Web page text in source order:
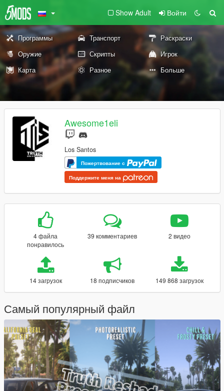
Show Adult Войти
Программы Транспорт
Раскраски
Оружие
Скрипты
Игрок
Карта
Разное Больше
Awesome1eli
Los Santos
Пожертвование с
Поддержите меня на
4 файла
понравилось
39 комментариев 2 видео
14 загрузок 18 подписчиков 149 868 загрузок
Самый популярный файл